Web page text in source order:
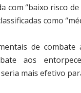
com “baixo risco
como
de combate
aos
mais efetivo